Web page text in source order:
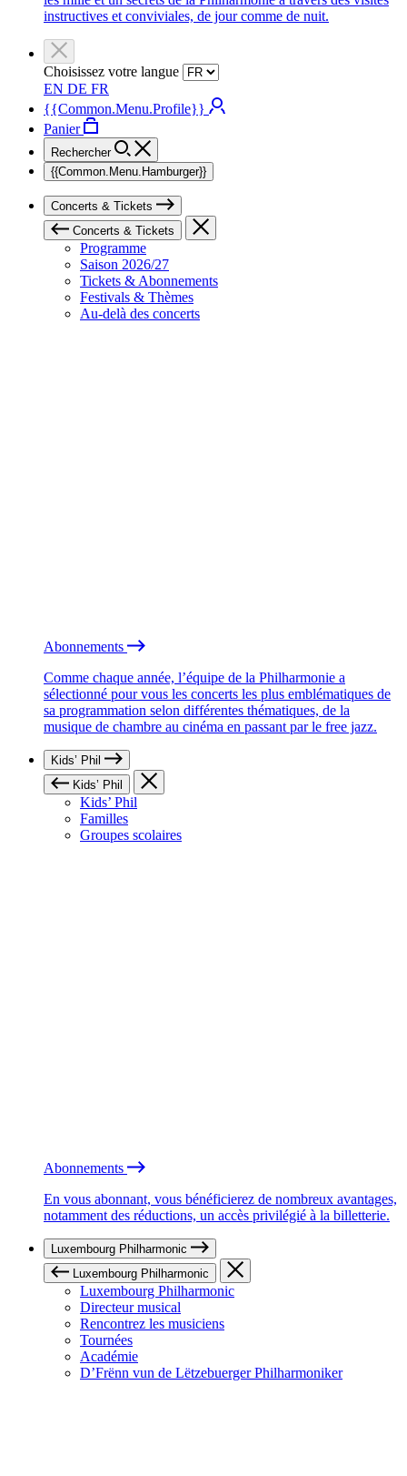
instructives et conviviales, de jour comme de nuit.
Choisissez votre langue
EN DE FR
{{Common.Menu.Profile}}
Panier
Rechercher
{{Common.Menu.Hamburger}}
Concerts & Tickets
Concerts & Tickets
Programme
Saison 2026/27
Tickets & Abonnements
Festivals & Thèmes
Au-delà des concerts
Abonnements
Comme chaque année, l’équipe de la Philharmonie a
sélectionné pour vous les concerts les plus emblématiques de
sa programmation selon différentes thématiques, de la
musique de chambre au cinéma en passant par le free jazz.
Kids’ Phil
Kids’ Phil
Kids’ Phil
Familles
Groupes scolaires
Abonnements
En vous abonnant, vous bénéficierez de nombreux avantages,
notamment des réductions, un accès privilégié à la billetterie.
Luxembourg Philharmonic
Luxembourg Philharmonic
Luxembourg Philharmonic
Directeur musical
Rencontrez les musiciens
Tournées
Académie
D’Frënn vun de Lëtzebuerger Philharmoniker